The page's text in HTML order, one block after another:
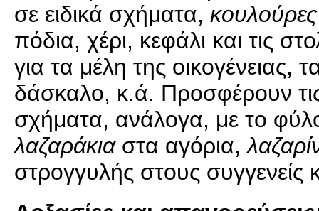
σε ειδικά σχήματα,
πόδια, χέρι, κεφάλι και τις
για τα μέλη της οικογένειας,
δάσκαλο, κ.ά. Προσφέρουν
σχήματα, ανάλογα, με το
λαζαράκιαστα αγόρια,
στρογγυλής στους συγγενείς